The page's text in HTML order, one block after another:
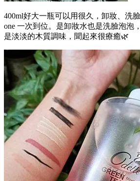
400ml好大一瓶可以用很久，卸妝、洗
one 一次到位。是卸妝水也是洗臉泡泡
是淡淡的木質調味，聞起來很療癒🌿